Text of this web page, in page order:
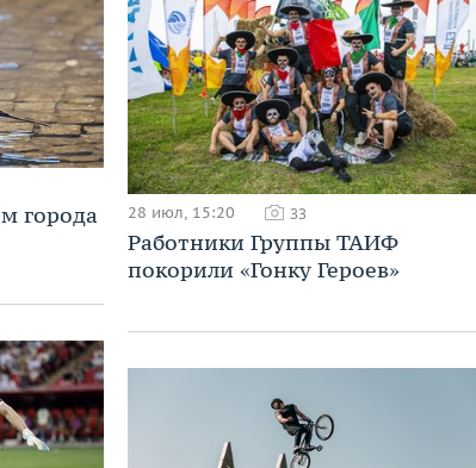
города
28 июл, 15:20 33
Работники Группы ТАИФ
покорили «Гонку Героев»